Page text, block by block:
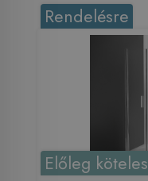
Rendelésre
Előleg köteles